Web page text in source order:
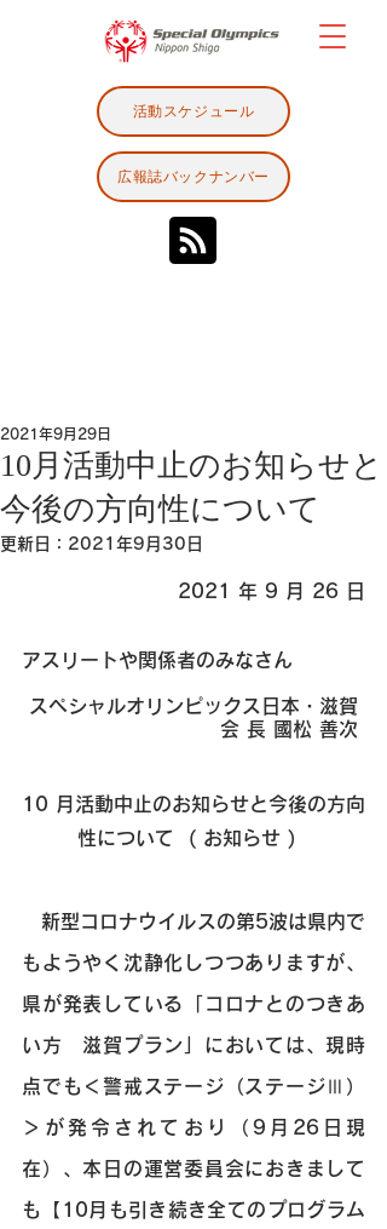
広報誌バックナンバー
活動スケジュール
10月活動中止のお知らせと
今後の方向性について
2021年9月29日
更新日： 2021年9月30日
2021 年 9 月 26 日
アスリートや関係者のみなさん
スペシャルオリンピックス日本・滋賀
会 長 國松 善次
10 月活動中止のお知らせと今後の方向
性について  ( お知らせ )
新型コロナウイルスの第5波は県内で
もようやく沈静化しつつありますが、
県が発表している「コロナとのつきあ
い方　滋賀プラン」においては、現時
点でも＜警戒ステージ（ステージⅢ）
＞が発令されており（9月26日現
在）、本日の運営委員会におきまして
も【10月も引き続き全てのプログラム